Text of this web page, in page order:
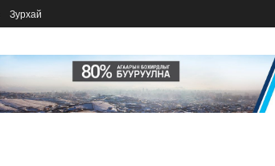
Зурхай